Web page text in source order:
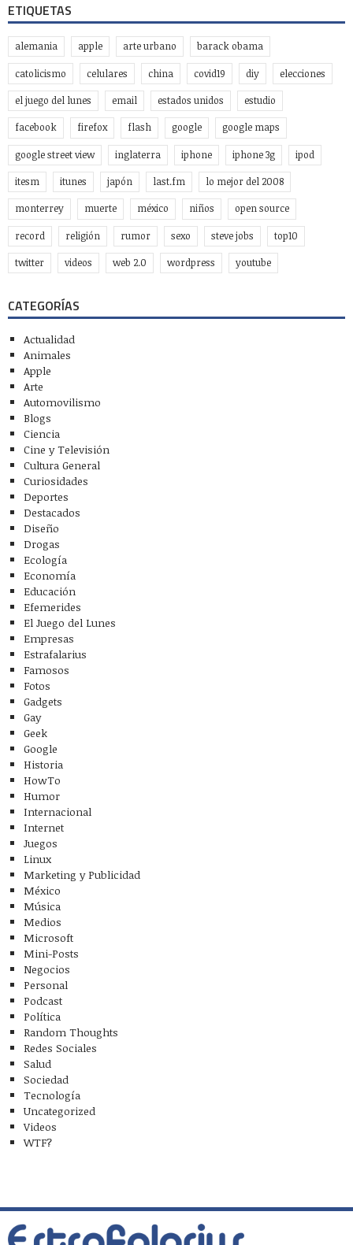
ETIQUETAS
alemania apple arte urbano barack obama
catolicismo celulares china covid19 diy elecciones
el juego del lunes email estados unidos estudio
facebook firefox flash google google maps
google street view inglaterra iphone iphone 3g ipod
itesm itunes japón last.fm lo mejor del 2008
monterrey muerte méxico niños open source
record religión rumor sexo steve jobs top10
twitter videos web 2.0 wordpress youtube
CATEGORÍAS
Actualidad
Animales
Apple
Arte
Automovilismo
Blogs
Ciencia
Cine y Televisión
Cultura General
Curiosidades
Deportes
Destacados
Diseño
Drogas
Ecología
Economía
Educación
Efemerides
El Juego del Lunes
Empresas
Estrafalarius
Famosos
Fotos
Gadgets
Gay
Geek
Google
Historia
HowTo
Humor
Internacional
Internet
Juegos
Linux
Marketing y Publicidad
México
Música
Medios
Microsoft
Mini-Posts
Negocios
Personal
Podcast
Política
Random Thoughts
Redes Sociales
Salud
Sociedad
Tecnología
Uncategorized
Videos
WTF?